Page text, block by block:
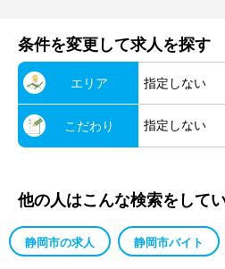
条件を変更して求人を探す
エリア 指定しない
こだわり 指定しない
他の人はこんな検索をして
静岡市の求人 静岡市バイト